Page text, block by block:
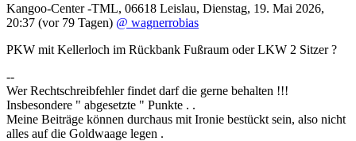
Kangoo-Center -TML, 06618 Leislau, Dienstag, 19. Mai 2026,
20:37 (vor 79 Tagen) @ wagnerrobias
PKW mit Kellerloch im Rückbank Fußraum oder LKW 2 Sitzer ?
--
Wer Rechtschreibfehler findet darf die gerne behalten !!!
Insbesondere " abgesetzte " Punkte . .
Meine Beiträge können durchaus mit Ironie bestückt sein, also nicht
alles auf die Goldwaage legen .